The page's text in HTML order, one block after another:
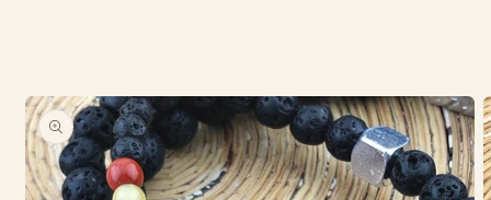
direct naar